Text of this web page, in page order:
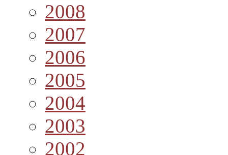
2008
2007
2006
2005
2004
2003
2002